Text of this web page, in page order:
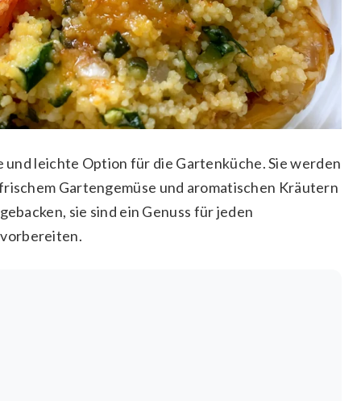
leichte Option für die Gartenküche. Sie werden
Gartengemüse und aromatischen Kräutern
sie sind ein Genuss für jeden
vorbereiten.